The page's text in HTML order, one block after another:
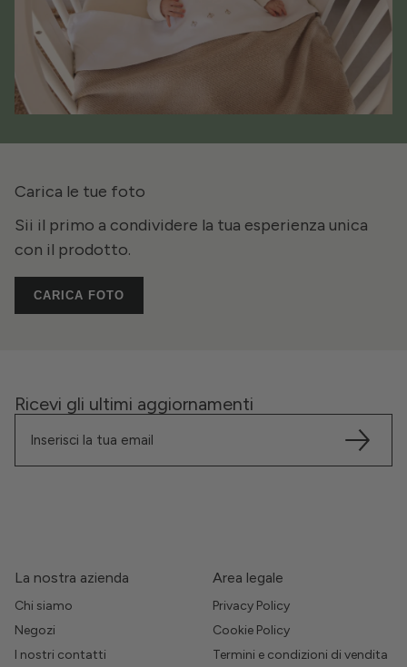
Carica le tue foto
Sii il primo a condividere la tua esperienza unica
con il prodotto.
CARICA FOTO
Ricevi gli ultimi aggiornamenti
La nostra azienda
Chi siamo
Negozi
I nostri contatti
Area legale
Privacy Policy
Cookie Policy
Termini e condizioni di vendita